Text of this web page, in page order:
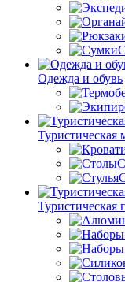
Одежда и обувь
Туристическая
Туристическая